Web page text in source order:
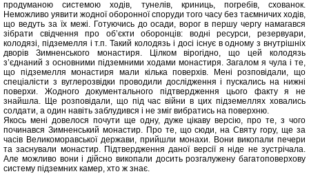
продуманою системою ходів, тунелів, криниць, погребів, схованок.
Неможливо уявити жодної оборонної споруди того часу без таємничих ходів,
що ведуть за їх межі. Готуючись до осади, ворог в першу чергу намагався
зібрати свідчення про об’єкти оборонців: водні ресурси, резервуари,
колодязі, підземелля і т.п. Такий колодязь і досі існує в одному з внутрішніх
дворів Зимненського монастиря. Цілком вірогідно, що цей колодязь
з’єднаний з основними підземними ходами монастиря. Загалом я чула і те,
що підземелля монастиря мали кілька поверхів. Мені розповідали, що
спеціалісти з вуглерозвідки проводили дослідження і пускались на нижні
поверхи. Жодного документального підтвердження цього факту я не
знайшла. Ще розповідали, що під час війни в цих підземеллях ховались
солдати, а один навіть заблудився і не зміг вибратись на поверхню.
Якось мені довелося почути ще одну, дуже цікаву версію, про те, з чого
починався Зимненський монастир. Про те, що сюди, на Святу гору, ще за
часів Великоморавської держави, прийшли монахи. Вони викопали печери
та заснували монастир. Підтвердження даної версії я ніде не зустрічала.
Але можливо вони і дійсно викопали досить розгалужену багатоповерхову
систему підземних камер, хто ж знає.